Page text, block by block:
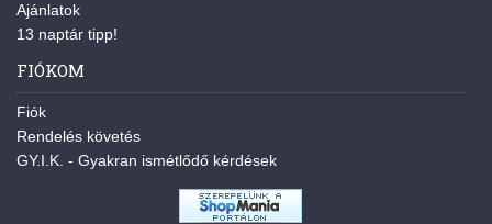
Ajánlatok
13 naptár tipp!
FIÓKOM
Fiók
Rendelés követés
GY.I.K. - Gyakran ismétlődő kérdések